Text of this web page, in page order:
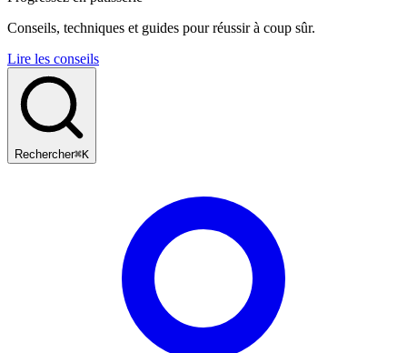
Conseils, techniques et guides pour réussir à coup sûr.
Lire les conseils
Rechercher⌘K